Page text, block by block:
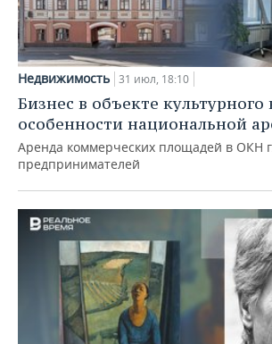
Недвижимость 31 июл, 18:10
Бизнес в объекте культурного
особенности национальной
Аренда коммерческих площадей в ОКН
предпринимателей